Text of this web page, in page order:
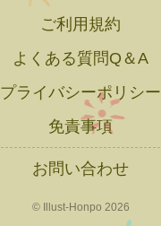
ご利用規約
よくある質問Q＆A
プライバシーポリシー
免責事項
お問い合わせ
© Illust-Honpo 2026